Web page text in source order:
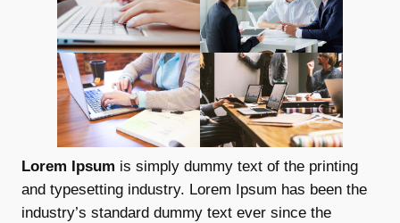
Lorem Ipsum is simply dummy text of the printing
and typesetting industry. Lorem Ipsum has been the
industry’s standard dummy text ever since the